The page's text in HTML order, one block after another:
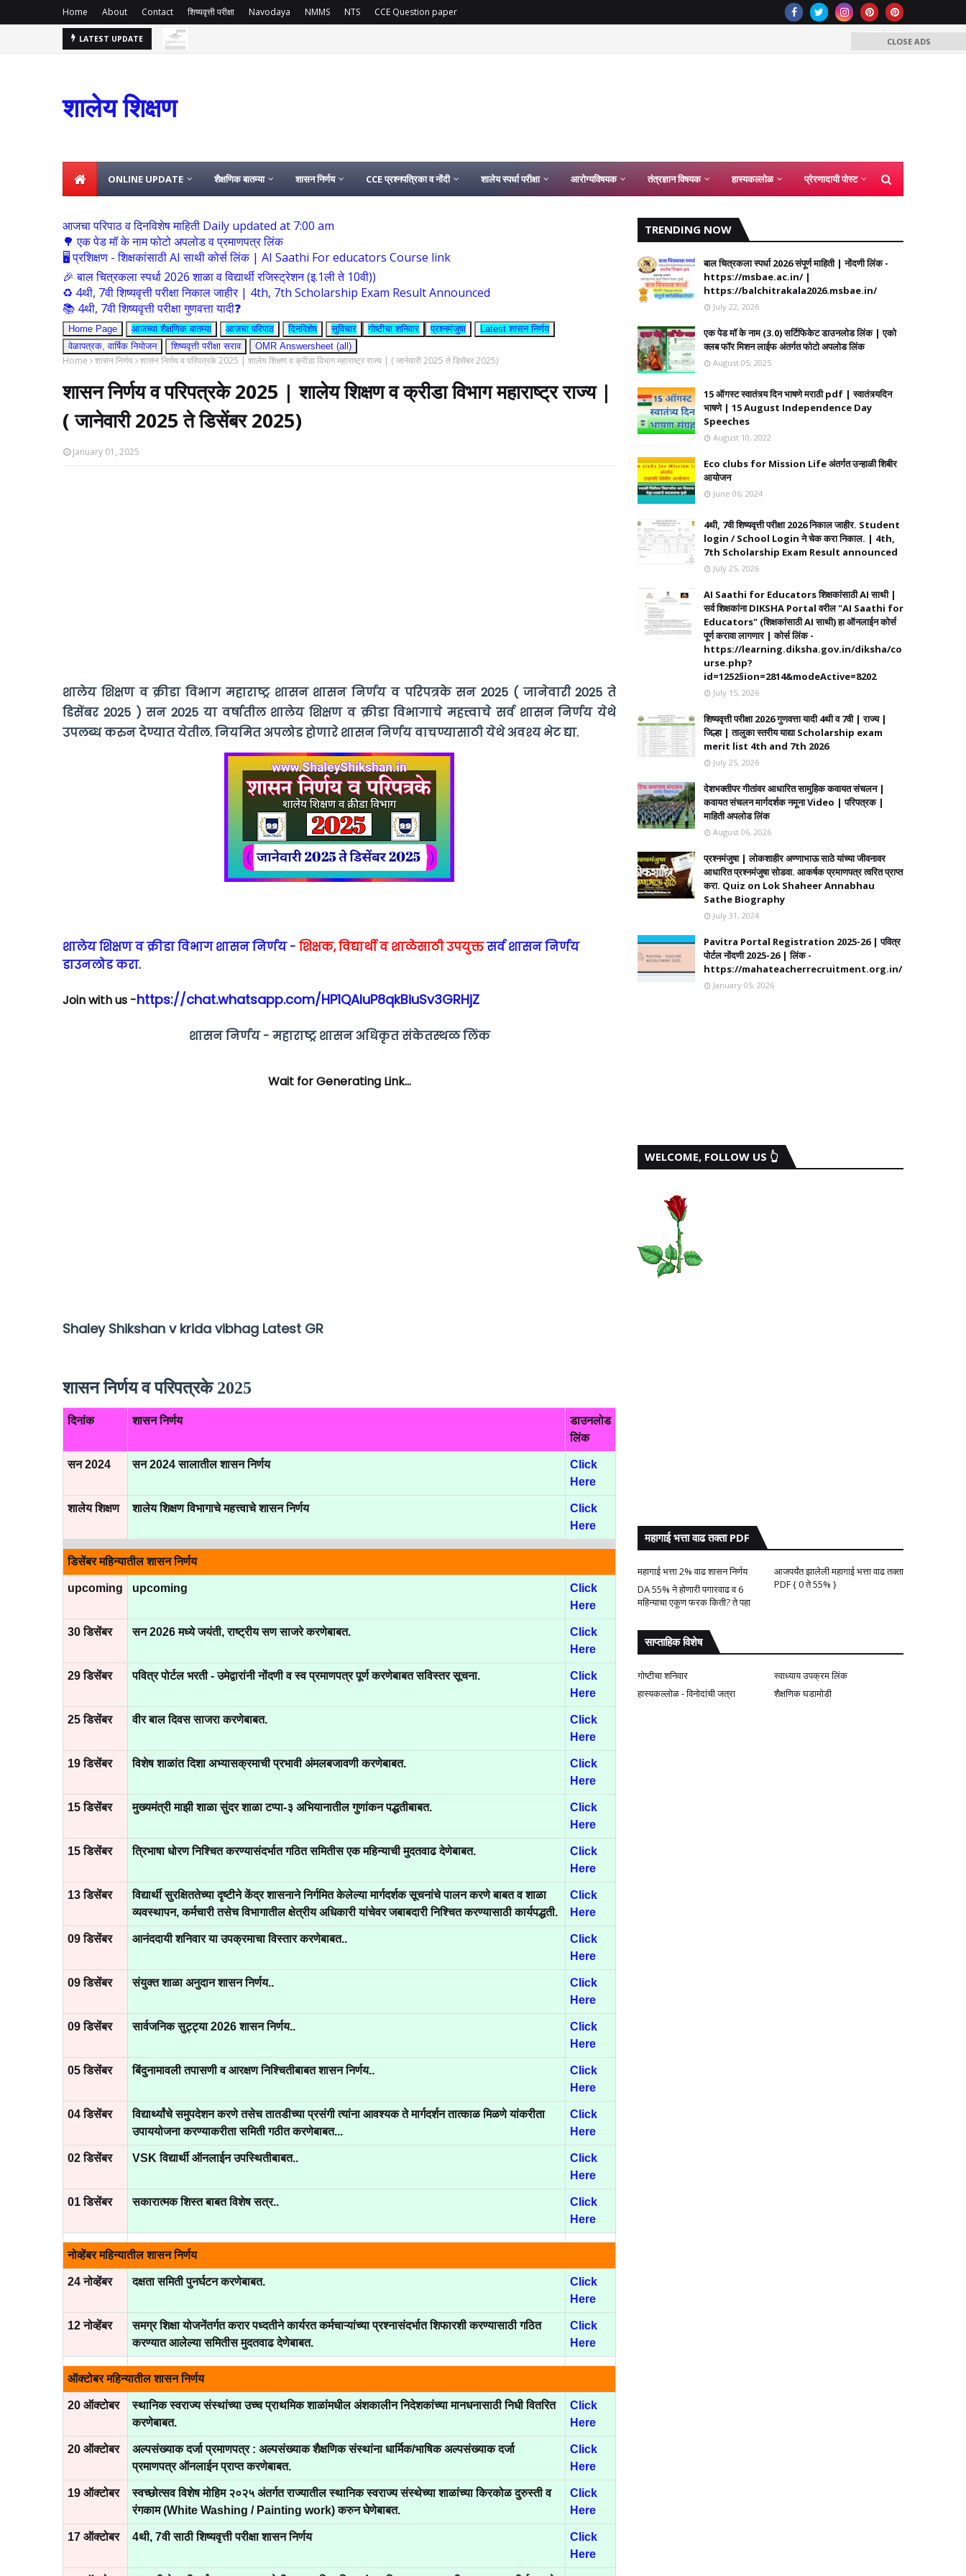
Home About Contact शिष्यवृत्ती परीक्षा Navodaya NMMS NTS CCE Question paper
LATEST UPDATE
शालेय शिक्षण
ONLINE UPDATE शैक्षणिक बातम्या शासन निर्णय CCE प्रश्नपत्रिका व नोंदी शालेय स्पर्धा परीक्षा आरोग्यविषयक तंत्रज्ञान विषयक हास्यकल्लोळ प्रेरणादायी पोस्ट
आजचा परिपाठ व दिनविशेष माहिती Daily updated at 7:00 am
🌳 एक पेड मॉ के नाम फोटो अपलोड व प्रमाणपत्र लिंक
🖥 प्रशिक्षण - शिक्षकांसाठी AI साथी कोर्स लिंक | AI Saathi For educators Course link
🎉 बाल चित्रकला स्पर्धा 2026 शाळा व विद्यार्थी रजिस्ट्रेशन (इ.1ली ते 10वी))
♻️ 4थी, 7वी शिष्यवृत्ती परीक्षा निकाल जाहीर | 4th, 7th Scholarship Exam Result Announced
📚 4थी, 7वी शिष्यवृत्ती परीक्षा गुणवत्ता यादी❓
Home Page आजच्या शैक्षणिक बातम्या आजचा परिपाठ दिनविशेष सुविचार गोष्टीचा शनिवार प्रश्नमंजुषा
Latest शासन निर्णय
वेळापत्रक, वार्षिक नियोजन
शिष्यवृत्ती परीक्षा सराव OMR Answersheet (all)
Home शासन निर्णय शासन निर्णय व परिपत्रके 2025 | शालेय शिक्षण व क्रीडा विभाग महाराष्ट्र राज्य | ( जानेवारी 2025 ते डिसेंबर 2025)
शासन निर्णय व परिपत्रके 2025 | शालेय शिक्षण व क्रीडा विभाग महाराष्ट्र राज्य |
( जानेवारी 2025 ते डिसेंबर 2025)
January 01, 2025
शालेय शिक्षण व क्रीडा विभाग महाराष्ट्र शासन शासन निर्णय व परिपत्रके सन 2025 ( जानेवारी 2025 ते
डिसेंबर 2025 ) सन 2025 या वर्षातील शालेय शिक्षण व क्रीडा विभागाचे महत्त्वाचे सर्व शासन निर्णय येथे
उपलब्ध करुन देण्यात येतील. नियमित अपलोड होणारे शासन निर्णय वाचण्यासाठी येथे अवश्य भेट द्या.
शालेय शिक्षण व क्रीडा विभाग शासन निर्णय - शिक्षक, विद्यार्थी व शाळेसाठी उपयुक्तसर्व शासन निर्णय
डाउनलोड करा.
Join with us -https://chat.whatsapp.com/HP1QAluP8qkBiuSv3GRHjZ
शासन निर्णय - महाराष्ट्र शासन अधिकृत संकेतस्थळ लिंक
Wait for Generating Link...
Shaley Shikshan v krida vibhag Latest GR
शासन निर्णय व परिपत्रके 2025
दिनांक शासन निर्णय
डाउनलोड
लिंक
सन 2024 सन 2024 सालातील शासन निर्णय
Click
Here
शालेय शिक्षण शालेय शिक्षण विभागाचे महत्त्वाचे शासन निर्णय
Click
Here
डिसेंबर महिन्यातील शासन निर्णय
upcoming upcoming
Click
Here
30 डिसेंबर सन 2026 मध्ये जयंती, राष्ट्रीय सण साजरे करणेबाबत.
Click
Here
29 डिसेंबर पवित्र पोर्टल भरती - उमेद्वारांनी नोंदणी व स्व प्रमाणपत्र पूर्ण करणेबाबत सविस्तर सूचना.
Click
Here
25 डिसेंबर वीर बाल दिवस साजरा करणेबाबत.
Click
Here
19 डिसेंबर विशेष शाळांत दिशा अभ्यासक्रमाची प्रभावी अंमलबजावणी करणेबाबत.
Click
Here
15 डिसेंबर मुख्यमंत्री माझी शाळा सुंदर शाळा टप्पा-३ अभियानातील गुणांकन पद्धतीबाबत.
Click
Here
15 डिसेंबर त्रिभाषा धोरण निश्चित करण्यासंदर्भात गठित समितीस एक महिन्याची मुदतवाढ देणेबाबत.
Click
Here
13 डिसेंबर
विद्यार्थी सुरक्षिततेच्या दृष्टीने केंद्र शासनाने निर्गमित केलेल्या मार्गदर्शक सूचनांचे पालन करणे बाबत व शाळा
व्यवस्थापन, कर्मचारी तसेच विभागातील क्षेत्रीय अधिकारी यांचेवर जबाबदारी निश्चित करण्यासाठी कार्यपद्धती.
Click
Here
09 डिसेंबर आनंददायी शनिवार या उपक्रमाचा विस्तार करणेबाबत..
Click
Here
09 डिसेंबर संयुक्त शाळा अनुदान शासन निर्णय..
Click
Here
09 डिसेंबर सार्वजनिक सुट्ट्या 2026 शासन निर्णय..
Click
Here
05 डिसेंबर बिंदुनामावली तपासणी व आरक्षण निश्चितीबाबत शासन निर्णय..
Click
Here
04 डिसेंबर
विद्यार्थ्यांचे समुपदेशन करणे तसेच तातडीच्या प्रसंगी त्यांना आवश्यक ते मार्गदर्शन तात्काळ मिळणे यांकरीता
उपाययोजना करण्याकरीता समिती गठीत करणेबाबत...
Click
Here
02 डिसेंबर VSK विद्यार्थी ऑनलाईन उपस्थितीबाबत..
Click
Here
01 डिसेंबर सकारात्मक शिस्त बाबत विशेष सत्र..
Click
Here
नोव्हेंबर महिन्यातील शासन निर्णय
24 नोव्हेंबर दक्षता समिती पुनर्घटन करणेबाबत.
Click
Here
12 नोव्हेंबर
समग्र शिक्षा योजनेंतर्गत करार पध्दतीने कार्यरत कर्मचाऱ्यांच्या प्रश्नासंदर्भात शिफारशी करण्यासाठी गठित
करण्यात आलेल्या समितीस मुदतवाढ देणेबाबत.
Click
Here
ऑक्टोबर महिन्यातील शासन निर्णय
20 ऑक्टोबर
स्थानिक स्वराज्य संस्थांच्या उच्च प्राथमिक शाळांमधील अंशकालीन निदेशकांच्या मानधनासाठी निधी वितरित
करणेबाबत.
Click
Here
20 ऑक्टोबर
अल्पसंख्याक दर्जा प्रमाणपत्र : अल्पसंख्याक शैक्षणिक संस्थांना धार्मिक/भाषिक अल्पसंख्याक दर्जा
प्रमाणपत्र ऑनलाईन प्राप्त करणेबाबत.
Click
Here
19 ऑक्टोबर
स्वच्छोत्सव विशेष मोहिम २०२५ अंतर्गत राज्यातील स्थानिक स्वराज्य संस्थेच्या शाळांच्या किरकोळ दुरुस्ती व
रंगकाम (White Washing / Painting work) करुन घेणेबाबत.
Click
Here
17 ऑक्टोबर 4थी, 7वी साठी शिष्यवृत्ती परीक्षा शासन निर्णय
Click
Here
TRENDING NOW
बाल चित्रकला स्पर्धा 2026 संपूर्ण माहिती | नोंदणी लिंक -
https://msbae.ac.in/ |
https://balchitrakala2026.msbae.in/
July 22, 2026
एक पेड मॉ के नाम (3.0) सर्टिफिकेट डाउनलोड लिंक | एको
क्लब फॉर मिशन लाईफ अंतर्गत फोटो अपलोड लिंक
August 05, 2025
15 ऑगस्ट स्वातंत्र्य दिन भाषणे मराठी pdf | स्वातंत्र्यदिन
भाषणे | 15 August Independence Day
Speeches
August 10, 2022
Eco clubs for Mission Life अंतर्गत उन्हाळी शिबीर
आयोजन
June 06, 2024
4थी, 7वी शिष्यवृत्ती परीक्षा 2026 निकाल जाहीर. Student
login / School Login ने चेक करा निकाल. | 4th,
7th Scholarship Exam Result announced
July 25, 2026
AI Saathi for Educators शिक्षकांसाठी AI साथी |
सर्व शिक्षकांना DIKSHA Portal वरील "AI Saathi for
Educators" (शिक्षकांसाठी AI साथी) हा ऑनलाईन कोर्स
पूर्ण करावा लागणार | कोर्स लिंक -
https://learning.diksha.gov.in/diksha/co
urse.php?
id=1252§ion=2814&modeActive=8202
July 15, 2026
शिष्यवृत्ती परीक्षा 2026 गुणवत्ता यादी 4थी व 7वी | राज्य |
जिल्हा | तालुका स्तरीय याद्या Scholarship exam
merit list 4th and 7th 2026
July 25, 2026
देशभक्तीपर गीतांवर आधारित सामुहिक कवायत संचलन |
कवायत संचलन मार्गदर्शक नमूना Video | परिपत्रक |
माहिती अपलोड लिंक
August 06, 2026
प्रश्नमंजुषा | लोकशाहीर अण्णाभाऊ साठे यांच्या जीवनावर
आधारित प्रश्नमंजुषा सोडवा. आकर्षक प्रमाणपत्र त्वरित प्राप्त
करा. Quiz on Lok Shaheer Annabhau
Sathe Biography
July 31, 2024
Pavitra Portal Registration 2025-26 | पवित्र
पोर्टल नोंदणी 2025-26 | लिंक -
https://mahateacherrecruitment.org.in/
January 05, 2026
WELCOME, FOLLOW US 👆
महागाई भत्ता वाढ तक्ता PDF
महागाई भत्ता 2% वाढ शासन निर्णय
आजपर्यंत झालेली महागाई भत्ता वाढ तक्ता
PDF { 0 ते 55% }
DA 55% ने होणारी पगारवाढ व 6
महिन्याचा एकूण फरक किती? ते पहा
साप्ताहिक विशेष
गोष्टीचा शनिवार
स्वाध्याय उपक्रम लिंक
हास्यकल्लोळ - विनोदांची जत्रा
शैक्षणिक घडामोडी
CLOSE ADS